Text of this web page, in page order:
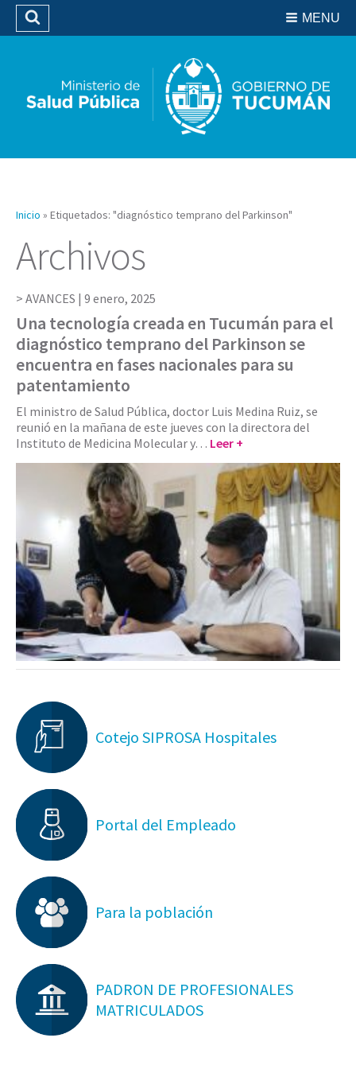
Biblioteca
MENU
Buscar
Inicio » Etiquetados: "diagnóstico temprano del Parkinson"
Archivos
AVANCES | 9 enero, 2025
Una tecnología creada en Tucumán para el
diagnóstico temprano del Parkinson se
encuentra en fases nacionales para su
patentamiento
El ministro de Salud Pública, doctor Luis Medina Ruiz, se
reunió en la mañana de este jueves con la directora del
Instituto de Medicina Molecular y… Leer +
Cotejo SIPROSA Hospitales
Portal del Empleado
Para la población
PADRON DE PROFESIONALES
MATRICULADOS